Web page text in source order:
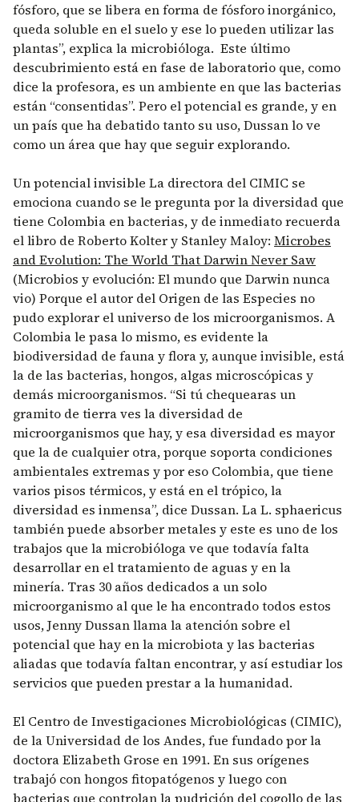
fósforo, que se libera en forma de fósforo inorgánico,
queda soluble en el suelo y ese lo pueden utilizar las
plantas”, explica la microbióloga. Este último
descubrimiento está en fase de laboratorio que, como
dice la profesora, es un ambiente en que las bacterias
están “consentidas”. Pero el potencial es grande, y en
un país que ha debatido tanto su uso, Dussan lo ve
como un área que hay que seguir explorando.
Un potencial invisible La directora del CIMIC se
emociona cuando se le pregunta por la diversidad que
tiene Colombia en bacterias, y de inmediato recuerda
el libro de Roberto Kolter y Stanley Maloy: Microbes
and Evolution: The World That Darwin Never Saw
(Microbios y evolución: El mundo que Darwin nunca
vio) Porque el autor del Origen de las Especies no
pudo explorar el universo de los microorganismos. A
Colombia le pasa lo mismo, es evidente la
biodiversidad de fauna y flora y, aunque invisible, está
la de las bacterias, hongos, algas microscópicas y
demás microorganismos. “Si tú chequearas un
gramito de tierra ves la diversidad de
microorganismos que hay, y esa diversidad es mayor
que la de cualquier otra, porque soporta condiciones
ambientales extremas y por eso Colombia, que tiene
varios pisos térmicos, y está en el trópico, la
diversidad es inmensa”, dice Dussan. La L. sphaericus
también puede absorber metales y este es uno de los
trabajos que la microbióloga ve que todavía falta
desarrollar en el tratamiento de aguas y en la
minería. Tras 30 años dedicados a un solo
microorganismo al que le ha encontrado todos estos
usos, Jenny Dussan llama la atención sobre el
potencial que hay en la microbiota y las bacterias
aliadas que todavía faltan encontrar, y así estudiar los
servicios que pueden prestar a la humanidad.
El Centro de Investigaciones Microbiológicas (CIMIC),
de la Universidad de los Andes, fue fundado por la
doctora Elizabeth Grose en 1991. En sus orígenes
trabajó con hongos fitopatógenos y luego con
bacterias que controlan la pudrición del cogollo de las